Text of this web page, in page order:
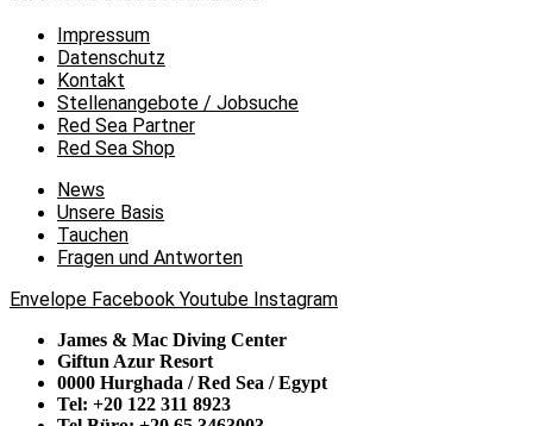
Impressum
Datenschutz
Kontakt
Stellenangebote / Jobsuche
Red Sea Partner
Red Sea Shop
News
Unsere Basis
Tauchen
Fragen und Antworten
Envelope Facebook Youtube Instagram
James & Mac Diving Center
Giftun Azur Resort
0000 Hurghada / Red Sea / Egypt
Tel: +20 122 311 8923